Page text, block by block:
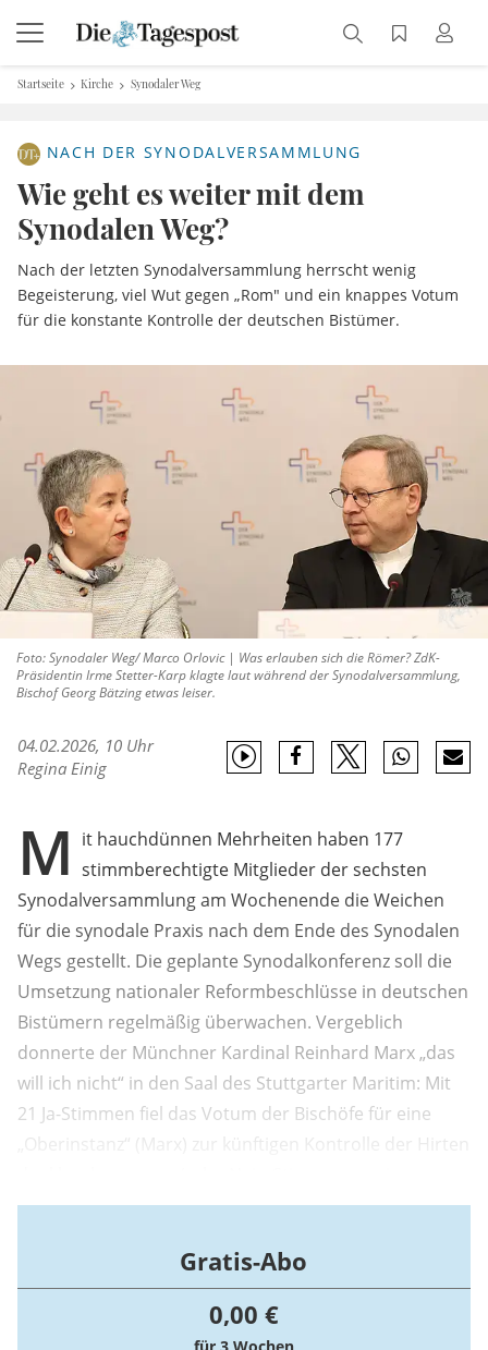
Startseite Kirche Synodaler Weg
NACH DER SYNODALVERSAMMLUNG
Wie geht es weiter mit dem
Synodalen Weg?
Nach der letzten Synodalversammlung herrscht wenig
Begeisterung, viel Wut gegen „Rom" und ein knappes Votum
für die konstante Kontrolle der deutschen Bistümer.
Foto: Synodaler Weg/ Marco Orlovic | Was erlauben sich die Römer? ZdK-
Präsidentin Irme Stetter-Karp klagte laut während der Synodalversammlung,
Bischof Georg Bätzing etwas leiser.
04.02.2026, 10 Uhr
Regina Einig
M it hauchdünnen Mehrheiten haben 177
stimmberechtigte Mitglieder der sechsten
Synodalversammlung am Wochenende die Weichen
für die synodale Praxis nach dem Ende des Synodalen
Wegs gestellt. Die geplante Synodalkonferenz soll die
Umsetzung nationaler Reformbeschlüsse in deutschen
Bistümern regelmäßig überwachen. Vergeblich
donnerte der Münchner Kardinal Reinhard Marx „das
will ich nicht“ in den Saal des Stuttgarter Maritim: Mit
21 Ja-Stimmen fiel das Votum der Bischöfe für eine
„Oberinstanz“ (Marx) zur künftigen Kontrolle der Hirten
Enthaltungen).
Gratis-Abo
0,00 €